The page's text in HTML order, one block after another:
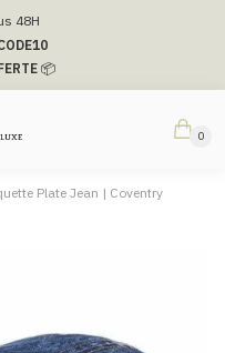
48H
📦
0
Plate Jean |​ Coventry